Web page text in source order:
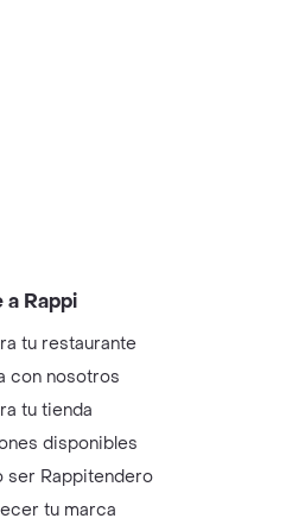
a Rappi
tu restaurante
con nosotros
tu tienda
disponibles
ser Rappitendero
tu marca